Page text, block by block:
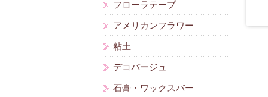
フローラテープ
アメリカンフラワー
粘土
デコパージュ
石膏・ワックスバー